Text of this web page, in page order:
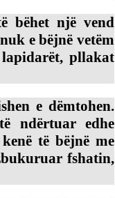
bëhet një vend
e bëjnë vetëm
pllakat
e dëmtohen.
ndërtuar edhe
të bëjnë me
fshatin,